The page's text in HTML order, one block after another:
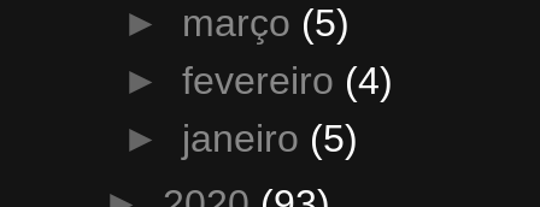
► março (5)
► fevereiro (4)
► janeiro (5)